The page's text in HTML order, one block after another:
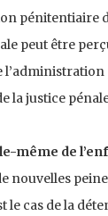
pénitentiaire
peut être
la justice
même de
nouvelles
le cas de la